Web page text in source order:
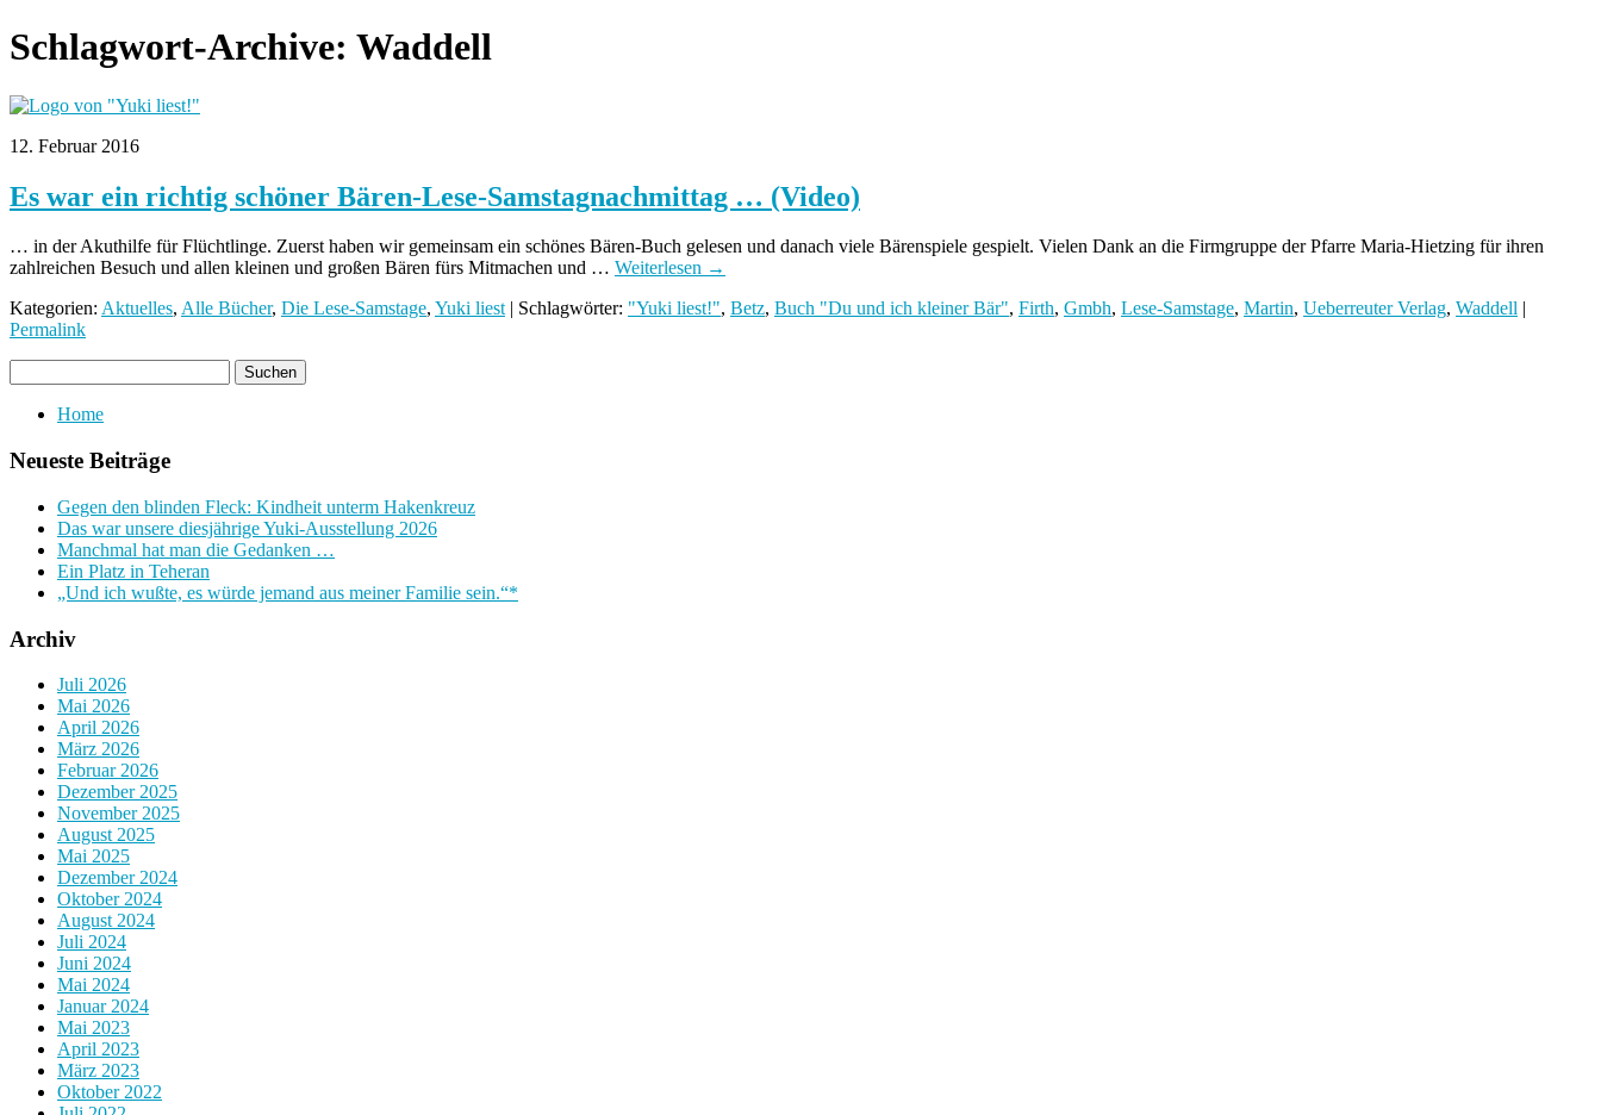
Schlagwort-Archive: Waddell
12. Februar 2016
Es war ein richtig schöner Bären-Lese-Samstagnachmittag … (Video)
… in der Akuthilfe für Flüchtlinge. Zuerst haben wir gemeinsam ein schönes Bären-Buch gelesen und danach viele Bärenspiele gespielt. Vielen Dank an die Firmgruppe der Pfarre Maria-Hietzing für ihren
zahlreichen Besuch und allen kleinen und großen Bären fürs Mitmachen und … Weiterlesen →
Kategorien: Aktuelles, Alle Bücher, Die Lese-Samstage, Yuki liest| Schlagwörter: "Yuki liest!", Betz, Buch "Du und ich kleiner Bär", Firth, Gmbh, Lese-Samstage, Martin, Ueberreuter Verlag, Waddell
Permalink
Home
Neueste Beiträge
Gegen den blinden Fleck: Kindheit unterm Hakenkreuz
Das war unsere diesjährige Yuki-Ausstellung 2026
Manchmal hat man die Gedanken …
Ein Platz in Teheran
„Und ich wußte, es würde jemand aus meiner Familie sein.“*
Archiv
Juli 2026
Mai 2026
April 2026
März 2026
Februar 2026
Dezember 2025
November 2025
August 2025
Mai 2025
Dezember 2024
Oktober 2024
August 2024
Juli 2024
Juni 2024
Mai 2024
Januar 2024
Mai 2023
April 2023
März 2023
Oktober 2022